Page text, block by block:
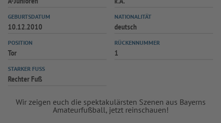
GEBURTSDATUM
10.12.2010
NATIONALITÄT
deutsch
POSITION
Tor
RÜCKENNUMMER
1
STARKER FUSS
Rechter Fuß
Wir zeigen euch die spektakulärsten Szenen aus Bayerns
Amateurfußball, jetzt reinschauen!